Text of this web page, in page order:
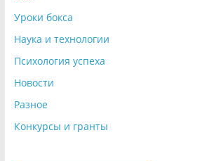
Уроки бокса
Наука и технологии
Психология успеха
Новости
Разное
Конкурсы и гранты